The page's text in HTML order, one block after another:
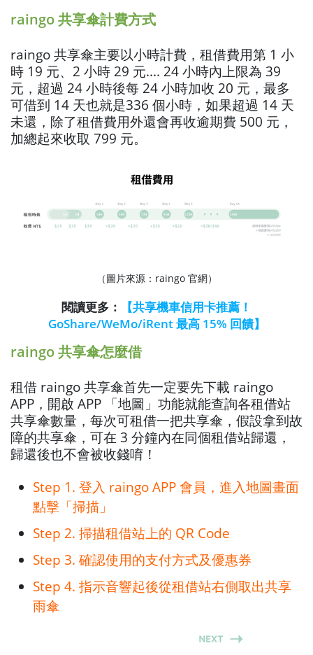
raingo 共享傘計費方式
raingo 共享傘主要以小時計費，租借費用第 1 小
時 19 元、2 小時 29 元.... 24 小時內上限為 39
元，超過 24 小時後每 24 小時加收 20 元，最多
可借到 14 天也就是336 個小時，如果超過 14 天
未還，除了租借費用外還會再收逾期費 500 元，
加總起來收取 799 元。
（圖片來源：raingo 官網）
閱讀更多：
【共享機車信用卡推薦！
GoShare/WeMo/iRent 最高 15% 回饋】
raingo 共享傘怎麼借
租借 raingo 共享傘首先一定要先下載 raingo
APP，開啟 APP 「地圖」功能就能查詢各租借站
共享傘數量，每次可租借一把共享傘，假設拿到故
障的共享傘，可在 3 分鐘內在同個租借站歸還，
歸還後也不會被收錢唷！
Step 1. 登入 raingo APP 會員，進入地圖畫面
點擊「掃描」
Step 2. 掃描租借站上的 QR Code
Step 3. 確認使用的支付方式及優惠券
Step 4. 指示音響起後從租借站右側取出共享
雨傘